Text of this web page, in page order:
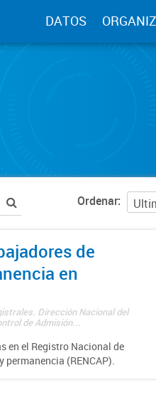
DATOS
Ordenar
de
en
Dirección Nacional del
de Admisión...
en el Registro Nacional de
(RENCAP).